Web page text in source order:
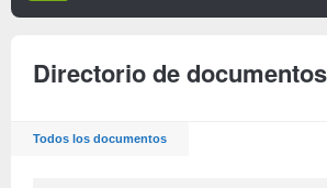
Directorio de documentos
Todos los documentos